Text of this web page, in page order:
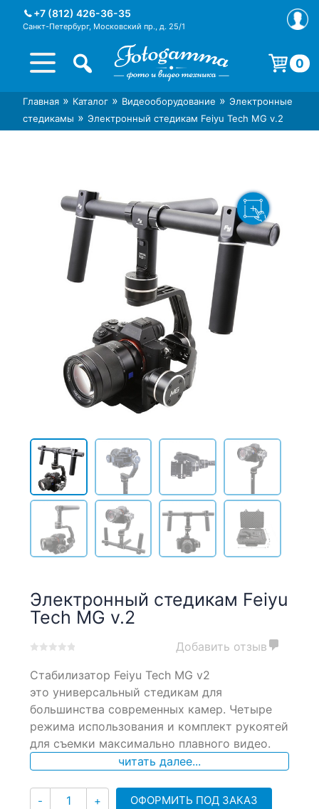
+7 (812) 426-36-35
Санкт-Петербург, Московский пр., д. 25/1
Интернет-магазин фототехники
Foto-Gamma в СПб
Магазин фотоаксессуаров foto-
gamma.ru
0
Корзина пуста.
Главная » Каталог » Видеооборудование » Электронные
стедикамы » Электронный стедикам Feiyu Tech MG v.2
Электронный стедикам Feiyu
Tech MG v.2
out
based
on
customer
ratings
Добавить отзыв
Стабилизатор Feiyu Tech MG v2
это универсальный стедикам для
большинства современных камер. Четыре
режима использования и комплект рукоятей
для съемки максимально плавного видео.
читать далее...
- Количество
+ ОФОРМИТЬ ПОД ЗАКАЗ